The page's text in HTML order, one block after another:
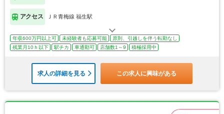
アクセス ＪＲ青梅線 福生駅
年収600万円以上可 未経験者も応募可能
原則、引越しを伴う転勤なし
残業月10ｈ以下
駅チカ 車通勤可 店舗数1～9 積極採用中
求人の詳細を見る この求人に興味がある